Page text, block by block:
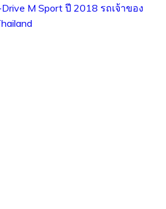
M Sport ปี 2018 รถเจ้าของ